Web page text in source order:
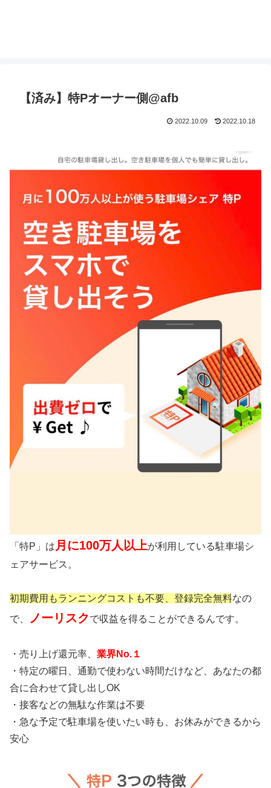
【済み】特Pオーナー側@afb
2022.10.09 2022.10.18
「特P」は 月に100万人以上が利用している駐車場シ
ェアサービス。
初期費用もランニングコストも不要、登録完全無料なの
で、
ノーリスクで収益を得ることができるんです。
・売り上げ還元率、 業界No.１
・特定の曜日、通勤で使わない時間だけなど、あなたの都
合に合わせて貸し出しOK
・接客などの無駄な作業は不要
・急な予定で駐車場を使いたい時も、お休みができるから
安心